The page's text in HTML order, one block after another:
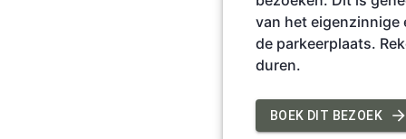
van het eigenzinnige
de parkeerplaats.
duren.
BOEK DIT BEZOEK